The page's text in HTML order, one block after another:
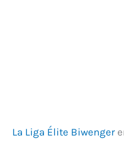
La Liga Élite Biwenger